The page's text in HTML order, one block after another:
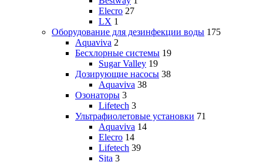
Elecro 27
LX 1
Оборудование для дезинфекции воды 175
Aquaviva 2
Бесхлорные системы 19
Sugar Valley 19
Дозирующие насосы 38
Aquaviva 38
Озонаторы 3
Lifetech 3
Ультрафиолетовые установки 71
Aquaviva 14
Elecro 14
Lifetech 39
Sita 3